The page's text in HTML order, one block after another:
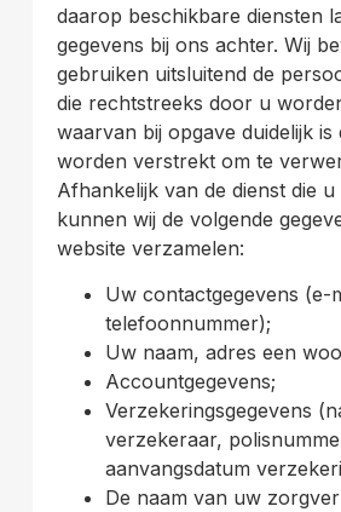
daarop beschikbare diensten
gegevens bij ons achter. Wij
gebruiken uitsluitend de
die rechtstreeks door u
waarvan bij opgave duidelijk is
worden verstrekt om te
Afhankelijk van de dienst die
kunnen wij de volgende
website verzamelen:
Uw contactgegevens (e-
telefoonnummer);
Uw naam, adres een
Accountgegevens;
Verzekeringsgegevens
verzekeraar,
aanvangsdatum
De naam van uw